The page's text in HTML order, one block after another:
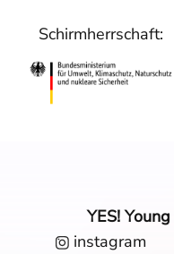
Schirmherrschaft:
YES!
instagram